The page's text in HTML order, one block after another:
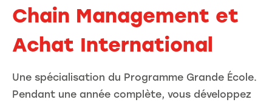
Chain Management et
Achat International
Une spécialisation du Programme Grande École.
Pendant une année complète, vous développez